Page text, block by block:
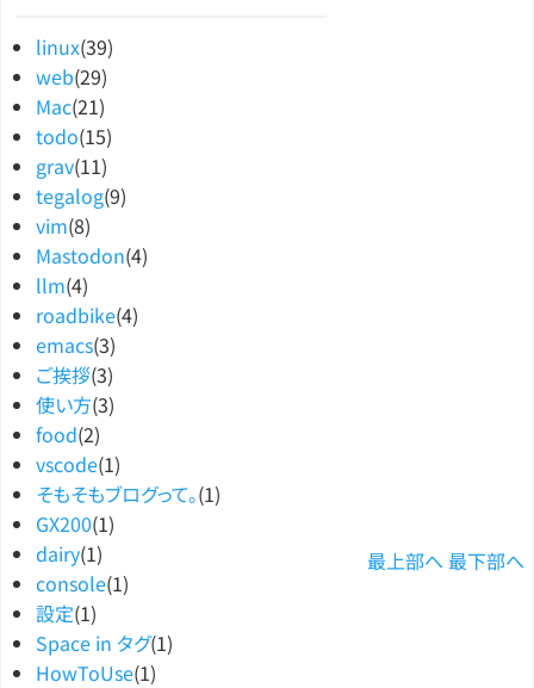
linux(39)
web(29)
Mac(21)
todo(15)
grav(11)
tegalog(9)
vim(8)
Mastodon(4)
llm(4)
roadbike(4)
emacs(3)
ご挨拶(3)
使い方(3)
food(2)
vscode(1)
そもそもブログって。(1)
GX200(1)
dairy(1)
console(1)
設定(1)
Space in タグ(1)
HowToUse(1)
最上部へ 最下部へ